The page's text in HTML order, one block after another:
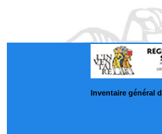
Inventaire général